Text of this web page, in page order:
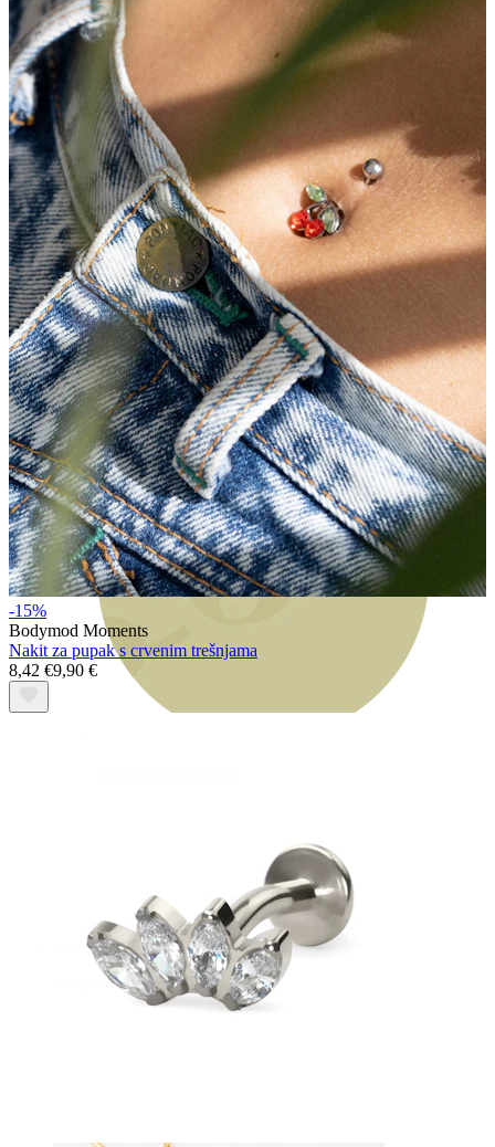
Bodymod Moments
Kupi prema vrsti
Vrsta nakita
-15%
Bodymod Moments
Nakit za pupak s crvenim trešnjama
8,42 €9,90 €